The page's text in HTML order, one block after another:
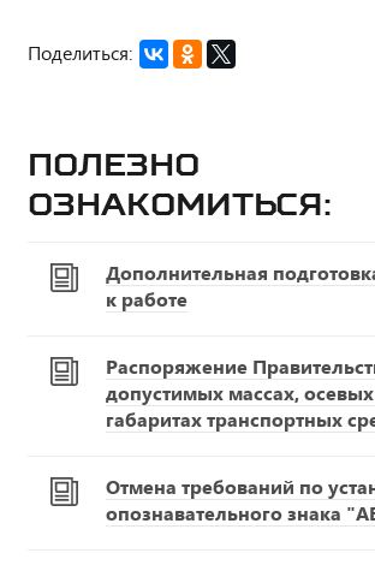
Поделиться:
Полезно
ознакомиться:
Дополнительная
к работе
Распоряжение
допустимых массах, осевых
габаритах транспортных
Отмена требований по
опознавательного знака